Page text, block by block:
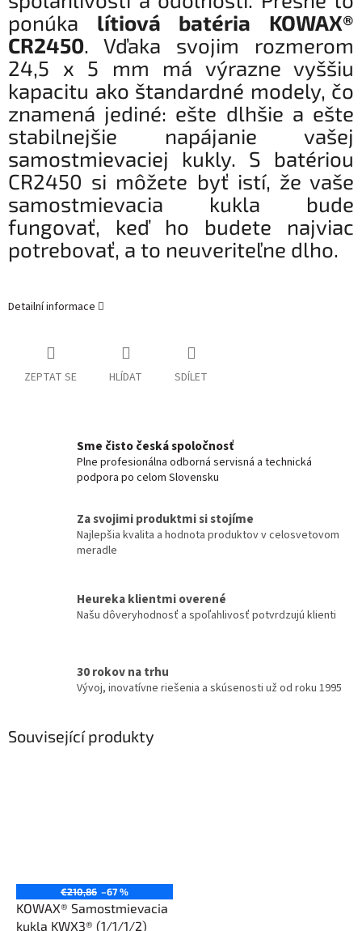
ponúka lítiová batéria KOWAX®
CR2450. Vďaka svojim rozmerom
24,5 x 5 mm má výrazne vyššiu
kapacitu ako štandardné modely, čo
znamená jediné: ešte dlhšie a ešte
stabilnejšie napájanie vašej
samostmievaciej kukly. S batériou
CR2450 si môžete byť istí, že vaše
samostmievacia kukla bude
fungovať, keď ho budete najviac
potrebovať, a to neuveriteľne dlho.
Detailní informace
ZEPTAT SE HLÍDAT SDÍLET
Sme čisto česká spoločnosť
Plne profesionálna odborná servisná a technická
podpora po celom Slovensku
Za svojimi produktmi si stojíme
Najlepšia kvalita a hodnota produktov v celosvetovom
meradle
Heureka klientmi overené
Našu dôveryhodnosť a spoľahlivosť potvrdzujú klienti
30 rokov na trhu
Vývoj, inovatívne riešenia a skúsenosti už od roku 1995
Související produkty
€210,86 –67 %
KOWAX® Samostmievacia
kukla KWX3® (1/1/1/2)